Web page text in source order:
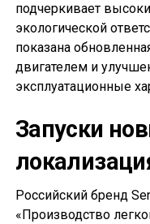
подчеркивает
экологической
показана
двигателем и
эксплуатационные
Запуски
Российский бренд
«Производство